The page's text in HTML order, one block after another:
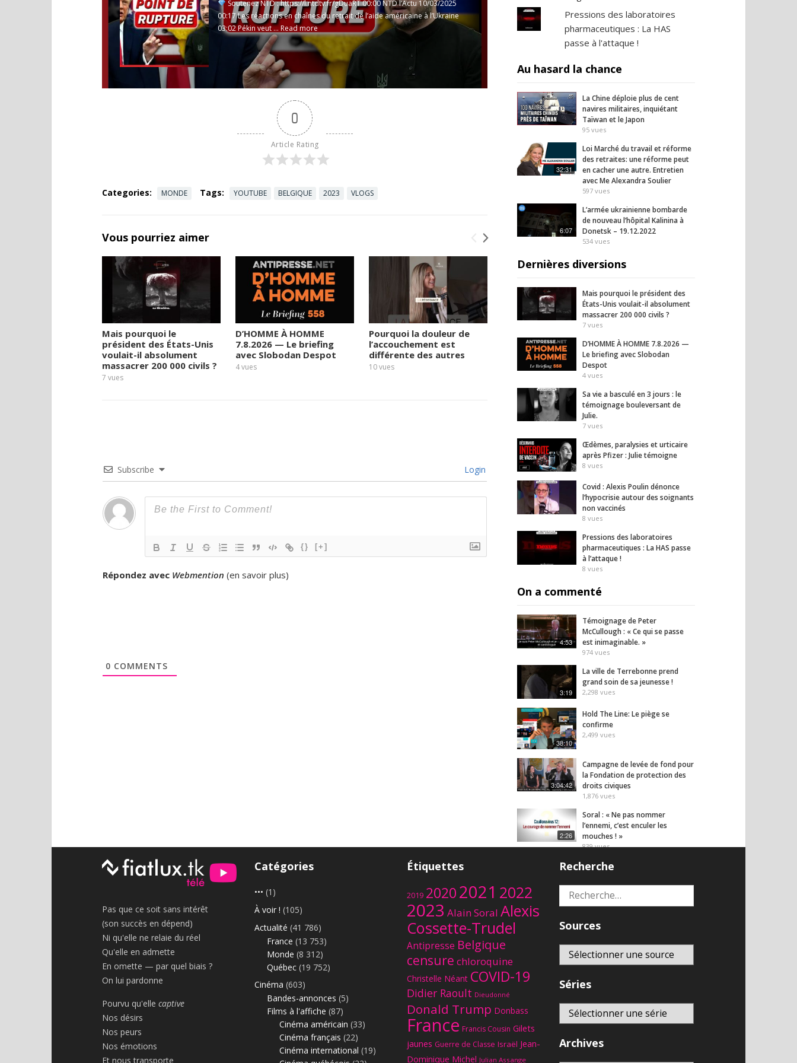
Soutenez NTD :https://l.ntdtv.fr/gDuaRT00:00 NTD l’Actu 10/03/2025
00:17 Les réactions en chaînes du retrait de l’aide américaine à l’Ukraine
03:02 Pékin veut ...Read more
0
Article Rating
Categories: MONDE Tags: YOUTUBE BELGIQUE 2023 VLOGS
Vous pourriez aimer
Mais pourquoi le
président des États-Unis
voulait-il absolument
massacrer 200 000 civils ?
7 vues
D’HOMME À HOMME
7.8.2026 — Le briefing
avec Slobodan Despot
4vues
Pourquoi la douleur de
l’accouchement est
différente des autres
10vues
prend aux riches :
fortunes bloquées,
sorties interdites
la mort de la peur
15vues
Subscribe Login
{} [+]
Répondez avec Webmention (en savoir plus)
0 COMMENTS
Pressions des laboratoires
pharmaceutiques : La HAS
passe à l'attaque !
Au hasard la chance
La Chine déploie plus de cent
navires militaires, inquiétant
Taïwan et le Japon
95 vues
32:31
Loi Marché du travail et réforme
des retraites: une réforme peut
en cacher une autre. Entretien
avec Me Alexandra Soulier
597 vues
6:07
L’armée ukrainienne bombarde
de nouveau l’hôpital Kalinina à
Donetsk – 19.12.2022
534 vues
Dernières diversions
Mais pourquoi le président des
États-Unis voulait-il absolument
massacrer 200 000 civils ?
7 vues
D’HOMME À HOMME 7.8.2026 —
Le briefing avec Slobodan
Despot
4 vues
Sa vie a basculé en 3 jours : le
témoignage bouleversant de
Julie.
7 vues
Œdèmes, paralysies et urticaire
après Pfizer : Julie témoigne
8 vues
Covid : Alexis Poulin dénonce
l’hypocrisie autour des soignants
non vaccinés
8 vues
Pressions des laboratoires
pharmaceutiques : La HAS passe
à l’attaque !
8 vues
On a commenté
4:53
Témoignage de Peter
McCullough : « Ce qui se passe
est inimaginable. »
974 vues
3:19
La ville de Terrebonne prend
grand soin de sa jeunesse !
2,298 vues
38:10
Hold The Line: Le piège se
confirme
2,499 vues
3:04:42
Campagne de levée de fond pour
la Fondation de protection des
droits civiques
1,876 vues
2:26
Soral : « Ne pas nommer
l’ennemi, c’est enculer les
mouches ! »
839vues
56:43
Chloroquine: La victoire du net
Les plus vues
En direct
8,860 vues
En direct
LIVE CNEWS
En direct
Regardez RT France en direct
Pas que ce soit sans intérêt
(son succès en dépend)
Ni qu'elle ne relaie du réel
Qu'elle en admette
En omette — par quel biais ?
On lui pardonne
Pourvu qu'elle captive
Nos désirs
Nos peurs
Nos émotions
Et nous transporte
Catégories
••• (1)
À voir ! (105)
Actualité (41 786)
France (13 753)
Monde (8 312)
Québec (19 752)
Cinéma (603)
Bandes-annonces (5)
Films à l'affiche (87)
Cinéma américain (33)
Cinéma français (22)
Cinéma international (19)
Étiquettes
2019 20202021 2022
2023 Alain Soral Alexis
Cossette-Trudel
Antipresse Belgique
censure chloroquine
Christelle Néant COVID-19
Didier Raoult Dieudonné
Donald Trump Donbass
France Francis Cousin Gilets
jaunes Guerre de Classe Israël Jean-
Dominique Michel Julian Assange
Recherche
Rechercher :
Sources
Séries
Archives